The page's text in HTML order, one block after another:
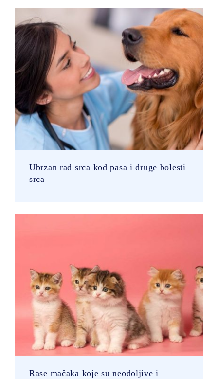
Ubrzan rad srca kod pasa i druge bolesti
srca
Rase mačaka koje su neodoljive i